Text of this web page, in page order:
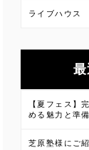
ライブハウス
【夏フェス】
める魅力と準
芝原塾様にご